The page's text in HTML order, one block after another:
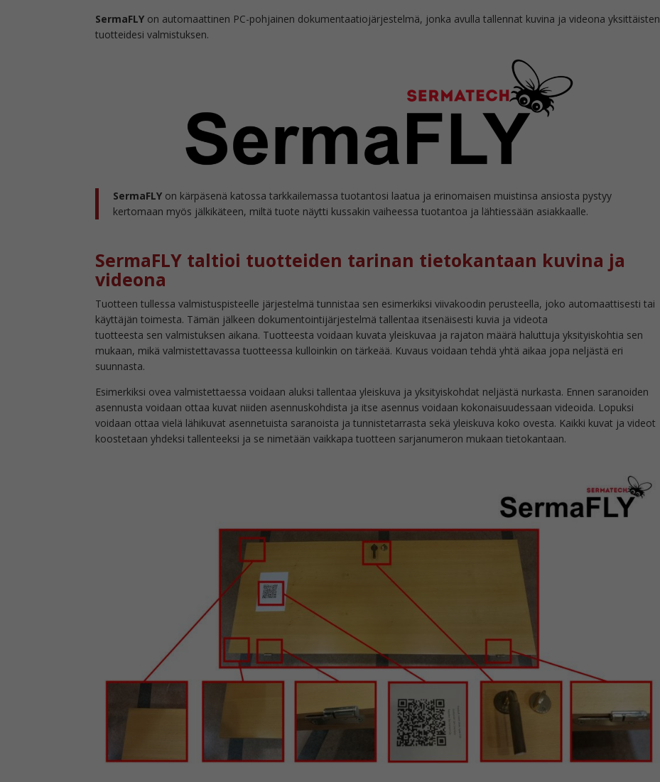
SermaFLY on automaattinen PC-pohjainen dokumentaatiojärjestelmä, jonka avulla tallennat kuvina ja videona yksittäisten
tuotteidesi valmistuksen.
SermaFLY on kärpäsenä katossa tarkkailemassa tuotantosi laatua ja erinomaisen muistinsa ansiosta pystyy
kertomaan myös jälkikäteen, miltä tuote näytti kussakin vaiheessa tuotantoa ja lähtiessään asiakkaalle.
SermaFLY taltioi tuotteiden tarinan tietokantaan kuvina ja
videona
Tuotteen tullessa valmistuspisteelle järjestelmä tunnistaa sen esimerkiksi viivakoodin perusteella, joko automaattisesti tai
käyttäjän toimesta. Tämän jälkeen dokumentointijärjestelmä tallentaa itsenäisesti kuvia ja videota
tuotteesta sen valmistuksen aikana. Tuotteesta voidaan kuvata yleiskuvaa ja rajaton määrä haluttuja yksityiskohtia sen
mukaan, mikä valmistettavassa tuotteessa kulloinkin on tärkeää. Kuvaus voidaan tehdä yhtä aikaa jopa neljästä eri
suunnasta.
Esimerkiksi ovea valmistettaessa voidaan aluksi tallentaa yleiskuva ja yksityiskohdat neljästä nurkasta. Ennen saranoiden
asennusta voidaan ottaa kuvat niiden asennuskohdista ja itse asennus voidaan kokonaisuudessaan videoida. Lopuksi
voidaan ottaa vielä lähikuvat asennetuista saranoista ja tunnistetarrasta sekä yleiskuva koko ovesta. Kaikki kuvat ja videot
koostetaan yhdeksi tallenteeksi ja se nimetään vaikkapa tuotteen sarjanumeron mukaan tietokantaan.